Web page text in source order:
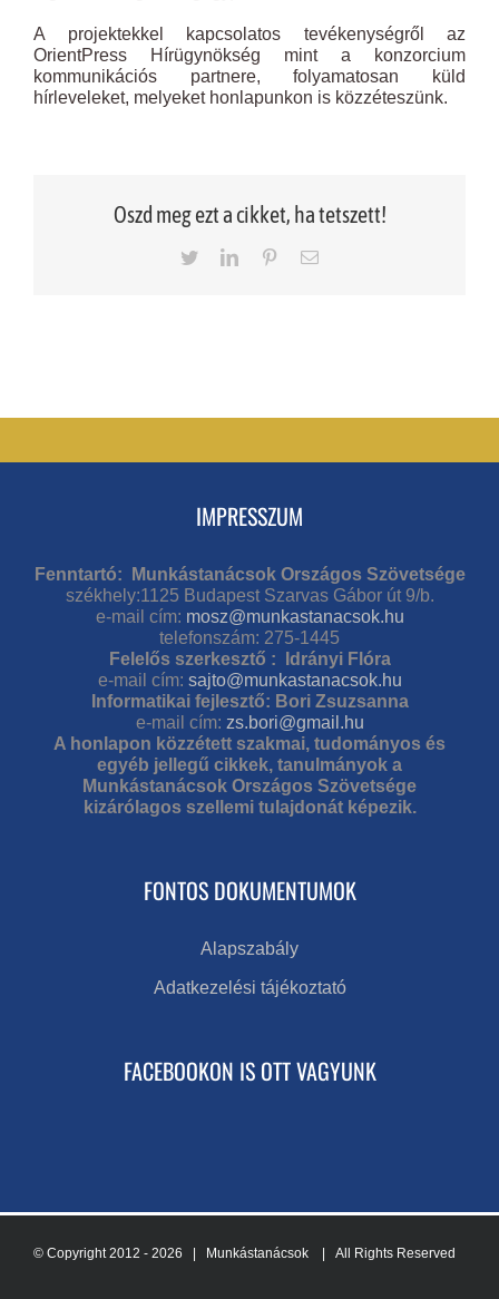
A projektekkel kapcsolatos tevékenységről az
OrientPress Hírügynökség mint a konzorcium
kommunikációs partnere, folyamatosan küld
hírleveleket, melyeket honlapunkon is közzéteszünk.
Oszd meg ezt a cikket, ha tetszett!
TwitterLinkedInPinterestEmail
IMPRESSZUM
Fenntartó: Munkástanácsok Országos Szövetsége
székhely:1125 Budapest Szarvas Gábor út 9/b.
e-mail cím: mosz@munkastanacsok.hu
telefonszám: 275-1445
Felelős szerkesztő : Idrányi Flóra
e-mail cím: sajto@munkastanacsok.hu
Informatikai fejlesztő: Bori Zsuzsanna
e-mail cím: zs.bori@gmail.hu
A honlapon közzétett szakmai, tudományos és
egyéb jellegű cikkek, tanulmányok a
Munkástanácsok Országos Szövetsége
kizárólagos szellemi tulajdonát képezik.
FONTOS DOKUMENTUMOK
Alapszabály
Adatkezelési tájékoztató
FACEBOOKON IS OTT VAGYUNK
© Copyright 2012 - 2026 | Munkástanácsok | All Rights Reserved